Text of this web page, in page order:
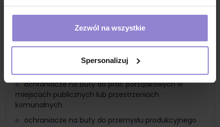
Zezwól na wszystkie
Spersonalizuj
higienę
ochraniacze na buty do gabinetów dentystycznych
ochraniacze na buty do prac porządkowych w
miejscach publicznych lub przestrzeniach
komunalnych
ochraniacze na buty do przemysłu produkcyjnego